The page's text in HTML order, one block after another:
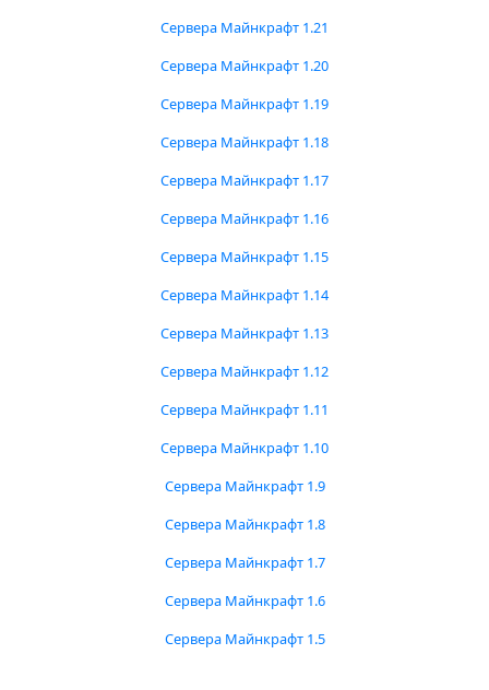
Сервера Майнкрафт 1.21
Сервера Майнкрафт 1.20
Сервера Майнкрафт 1.19
Сервера Майнкрафт 1.18
Сервера Майнкрафт 1.17
Сервера Майнкрафт 1.16
Сервера Майнкрафт 1.15
Сервера Майнкрафт 1.14
Сервера Майнкрафт 1.13
Сервера Майнкрафт 1.12
Сервера Майнкрафт 1.11
Сервера Майнкрафт 1.10
Сервера Майнкрафт 1.9
Сервера Майнкрафт 1.8
Сервера Майнкрафт 1.7
Сервера Майнкрафт 1.6
Сервера Майнкрафт 1.5